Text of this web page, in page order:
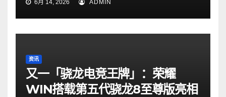
6月 14, 2026 ADMIN
资讯
又一「骁龙电竞王牌」：荣耀
WIN搭载第五代骁龙8至尊版亮相